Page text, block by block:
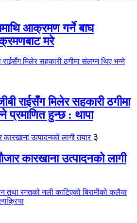
आक्रमण गर्ने बाघ
मरे
राईसँग मिलेर सहकारी ठगीमा
प्रमाणित हुन्छ : थापा
३
कारखाना उत्पादनको लागी